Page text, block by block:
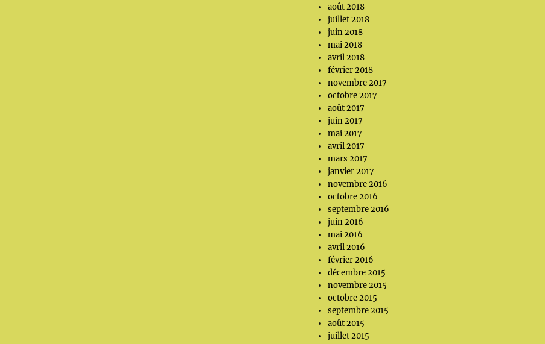
août 2018
juillet 2018
juin 2018
mai 2018
avril 2018
février 2018
novembre 2017
octobre 2017
août 2017
juin 2017
mai 2017
avril 2017
mars 2017
janvier 2017
novembre 2016
octobre 2016
septembre 2016
juin 2016
mai 2016
avril 2016
février 2016
décembre 2015
novembre 2015
octobre 2015
septembre 2015
août 2015
juillet 2015